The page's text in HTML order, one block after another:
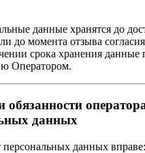
данные хранятся до
до момента отзыва
срока хранения данные
Оператором.
обязанности
данных
персональных данных вправе: